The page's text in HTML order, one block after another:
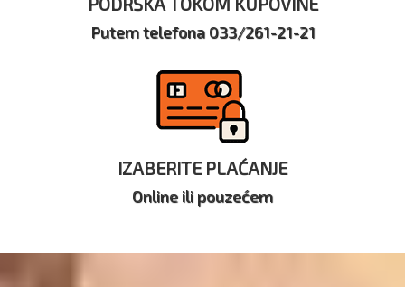
Putem telefona 033/261-21-21
IZABERITE PLAĆANJE
Online ili pouzećem